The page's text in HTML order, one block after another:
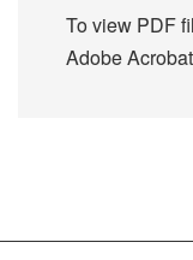
To view PDF
Adobe